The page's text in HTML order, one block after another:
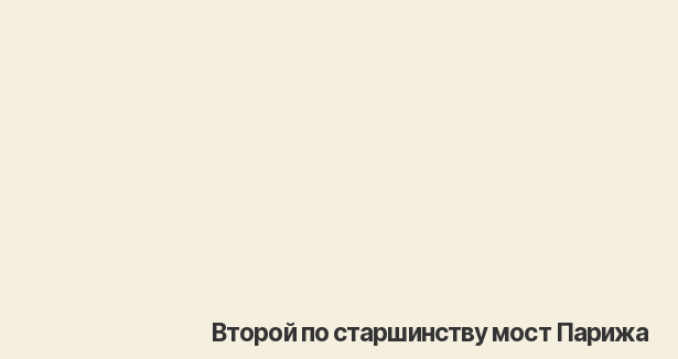
Второй по старшинству мост Парижа